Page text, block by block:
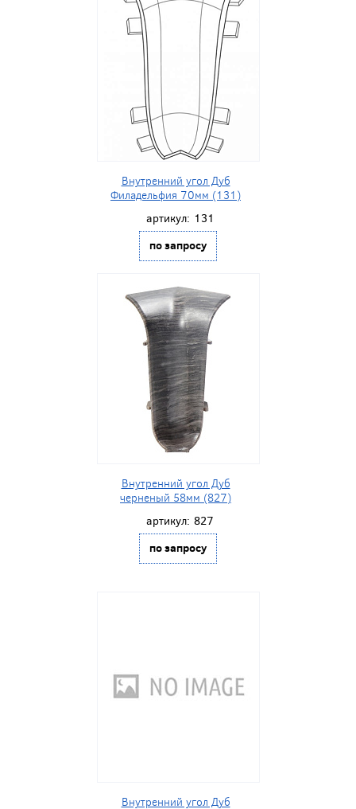
Внутренний угол Дуб
Филадельфия 70мм (131)
артикул: 131
по запросу
Внутренний угол Дуб
черненый 58мм (827)
артикул: 827
по запросу
Внутренний угол Дуб